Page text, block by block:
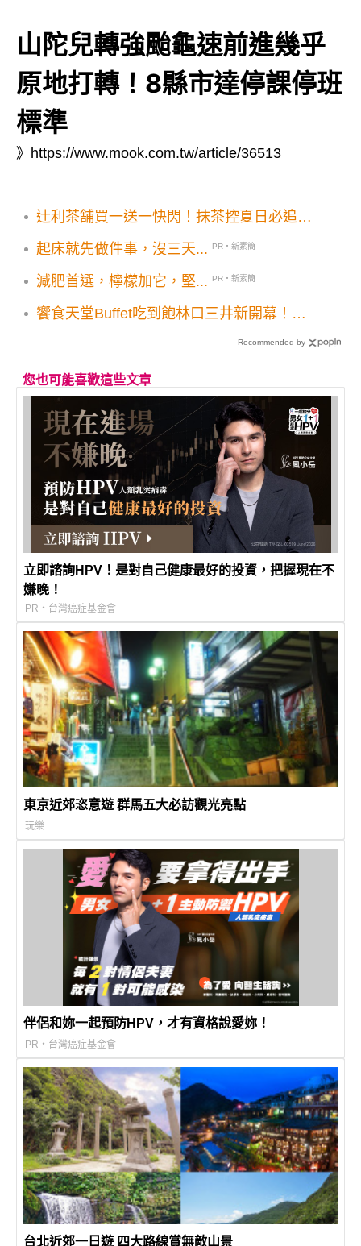
山陀兒轉強颱龜速前進幾乎
原地打轉！8縣市達停課停班
標準
》 https://www.mook.com.tw/article/36513
辻利茶舗買一送一快閃！抹茶控夏日必追抹
起床就先做件事，沒三天...
PR・新素簡
減肥首選，檸檬加它，堅... PR・新素簡
饗食天堂Buffet吃到飽林口三井新開幕！雪
Recommended by
您也可能喜歡這些文章
立即諮詢HPV！是對自己健康最好的投資，把握現在不
嫌晚！
PR・台灣癌症基金會
東京近郊恣意遊 群馬五大必訪觀光亮點
玩樂
伴侶和妳一起預防HPV，才有資格說愛妳！
PR・台灣癌症基金會
台北近郊一日遊 四大路線賞無敵山景